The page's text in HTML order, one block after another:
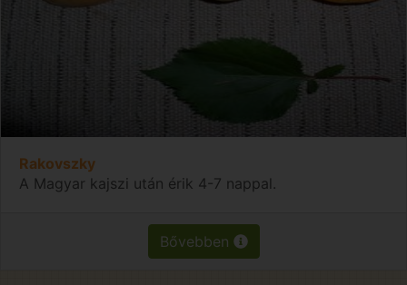
Rakovszky
A Magyar kajszi után érik 4-7 nappal.
Bővebben